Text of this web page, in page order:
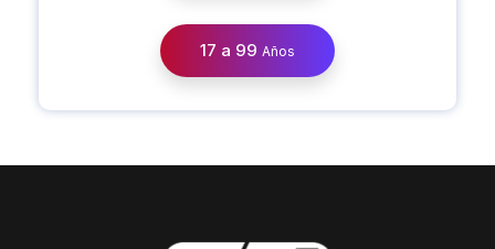
17 a 99 Años